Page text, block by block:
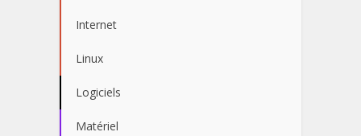
Internet
Linux
Logiciels
Matériel